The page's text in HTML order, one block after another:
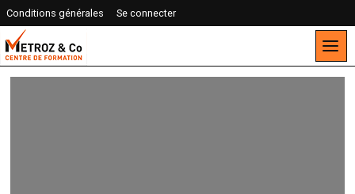
Conditions générales Se connecter